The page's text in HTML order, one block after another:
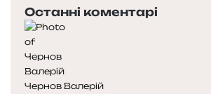
р
е
д
н
я
с
т
у
п
н
а
с
Останні коментарі
Чернов Валерій